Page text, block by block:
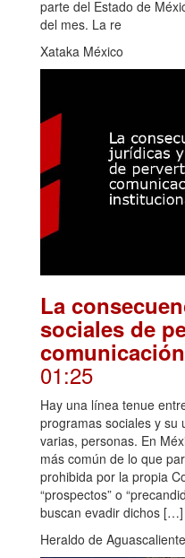
parte del Estado de
del mes. La re
Xataka México
La
sociales de
01:25
Hay una línea tenue
programas sociales y su
varias, personas. En
más común de lo que
prohibida por la propia
“prospectos” o
buscan evadir dichos […]
Heraldo de